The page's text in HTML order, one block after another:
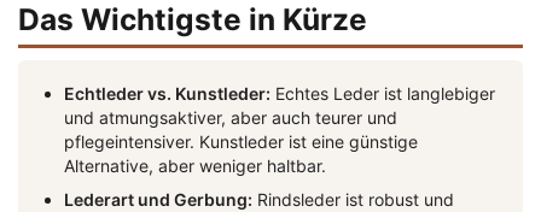
Das Wichtigste in Kürze
Echtleder vs. Kunstleder: Echtes Leder ist langlebiger
und atmungsaktiver, aber auch teurer und
pflegeintensiver. Kunstleder ist eine günstige
Alternative, aber weniger haltbar.
Lederart und Gerbung: Rindsleder ist robust und